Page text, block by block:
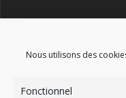
Nous utilisons des
Fonctionnel